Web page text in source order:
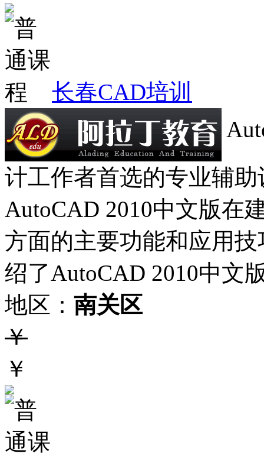
长春CAD培训
计工作者首选的专业辅
AutoCAD 2010中文版在
方面的主要功能和应用
绍了AutoCAD 2010中文
地区： 南关区
￥
￥